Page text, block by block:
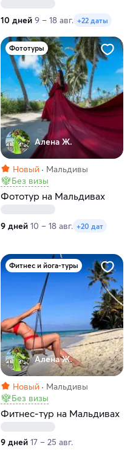
10 дней 9 – 18 авг. +22 даты
Фототуры
Алена Ж.
Новый
Мальдивы
Без визы
Фототур на Мальдивах
9 дней 10 – 18 авг. +20 дат
Фитнес и йога-туры
Алена Ж.
Новый
Мальдивы
Без визы
Фитнес-тур на Мальдивах
9 дней 17 – 25 авг.